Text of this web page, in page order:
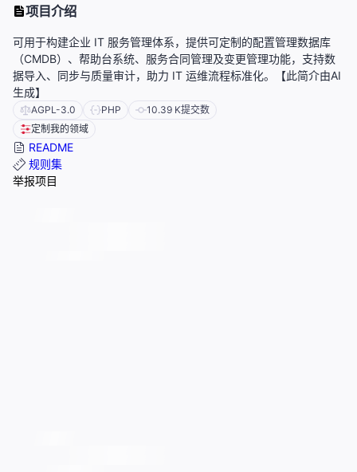
项目介绍
可用于构建企业 IT 服务管理体系，提供可定制的配置管理数据库
（CMDB）、帮助台系统、服务合同管理及变更管理功能，支持数
据导入、同步与质量审计，助力 IT 运维流程标准化。【此简介由AI
生成】
AGPL-3.0 PHP 10.39 K提交数
定制我的领域
README
规则集
举报项目